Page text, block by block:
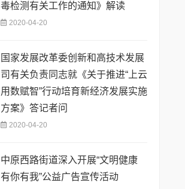
毒检测有关工作的通知》解读
2020-04-20
国家发展改革委创新和高技术发展
司有关负责同志就《关于推进“上云
用数赋智”行动培育新经济发展实施
方案》答记者问
2020-04-20
中原西路街道深入开展“文明健康
有你有我”公益广告宣传活动